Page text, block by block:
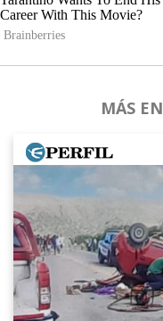
MÁS EN